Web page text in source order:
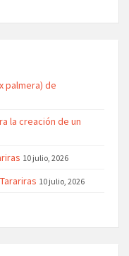
palmera) de
la creación de un
10 julio, 2026
10 julio, 2026